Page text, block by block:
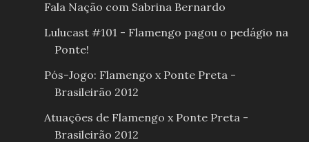
Fala Nação com Sabrina Bernardo
Lulucast #101 - Flamengo pagou o pedágio na
Ponte!
Pós-Jogo: Flamengo x Ponte Preta -
Brasileirão 2012
Atuações de Flamengo x Ponte Preta -
Brasileirão 2012